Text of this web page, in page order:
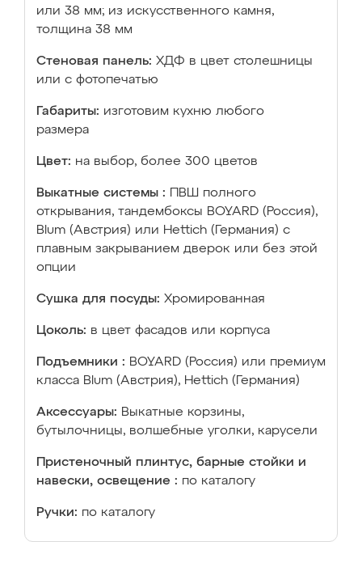
или 38 мм; из искусственного камня,
толщина 38 мм
Стеновая панель: ХДФ в цвет столешницы
или с фотопечатью
Габариты: изготовим кухню любого
размера
Цвет: на выбор, более 300 цветов
Выкатные системы :
ПВШ полного
открывания, тандембоксы BOYARD (Россия),
Blum (Австрия) или Hettich (Германия) с
плавным закрыванием дверок или без этой
опции
Сушка для посуды: Хромированная
Цоколь: в цвет фасадов или корпуса
Подъемники : BOYARD (Россия) или премиум
класса Blum (Австрия), Hettich (Германия)
Аксессуары: Выкатные корзины,
бутылочницы, волшебные уголки, карусели
Пристеночный плинтус, барные стойки и
навески, освещение : по каталогу
Ручки: по каталогу